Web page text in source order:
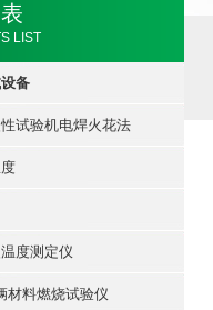
LIST
备
试验机电焊火花法
度测定仪
材料燃烧试验仪